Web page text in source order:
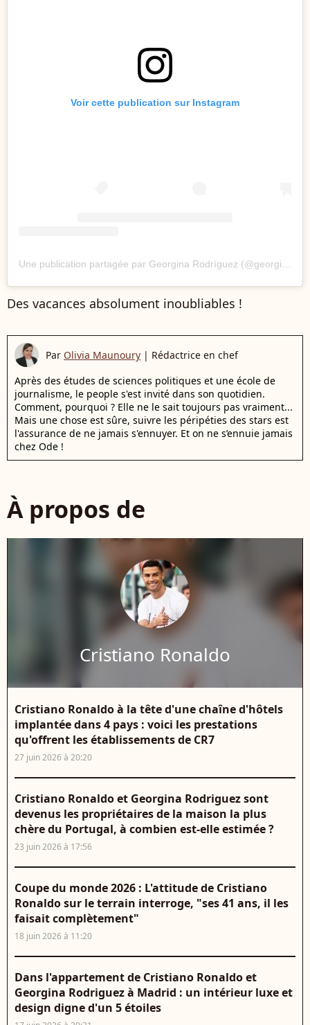
Voir cette publication sur Instagram
Des vacances absolument inoubliables !
Par Olivia Maunoury | Rédactrice en chef
Après des études de sciences politiques et une école de
journalisme, le people s'est invité dans son quotidien.
Comment, pourquoi ? Elle ne le sait toujours pas vraiment...
Mais une chose est sûre, suivre les péripéties des stars est
l'assurance de ne jamais s'ennuyer. Et on ne s’ennuie jamais
chez Ode !
À propos de
Cristiano Ronaldo
Cristiano Ronaldo à la tête d'une chaîne d'hôtels
implantée dans 4 pays : voici les prestations
qu'offrent les établissements de CR7
27 juin 2026 à 20:20
Cristiano Ronaldo et Georgina Rodriguez sont
devenus les propriétaires de la maison la plus
chère du Portugal, à combien est-elle estimée ?
23 juin 2026 à 17:56
Coupe du monde 2026 : L'attitude de Cristiano
Ronaldo sur le terrain interroge, "ses 41 ans, il les
faisait complètement"
18 juin 2026 à 11:20
Dans l'appartement de Cristiano Ronaldo et
Georgina Rodriguez à Madrid : un intérieur luxe et
design digne d'un 5 étoiles